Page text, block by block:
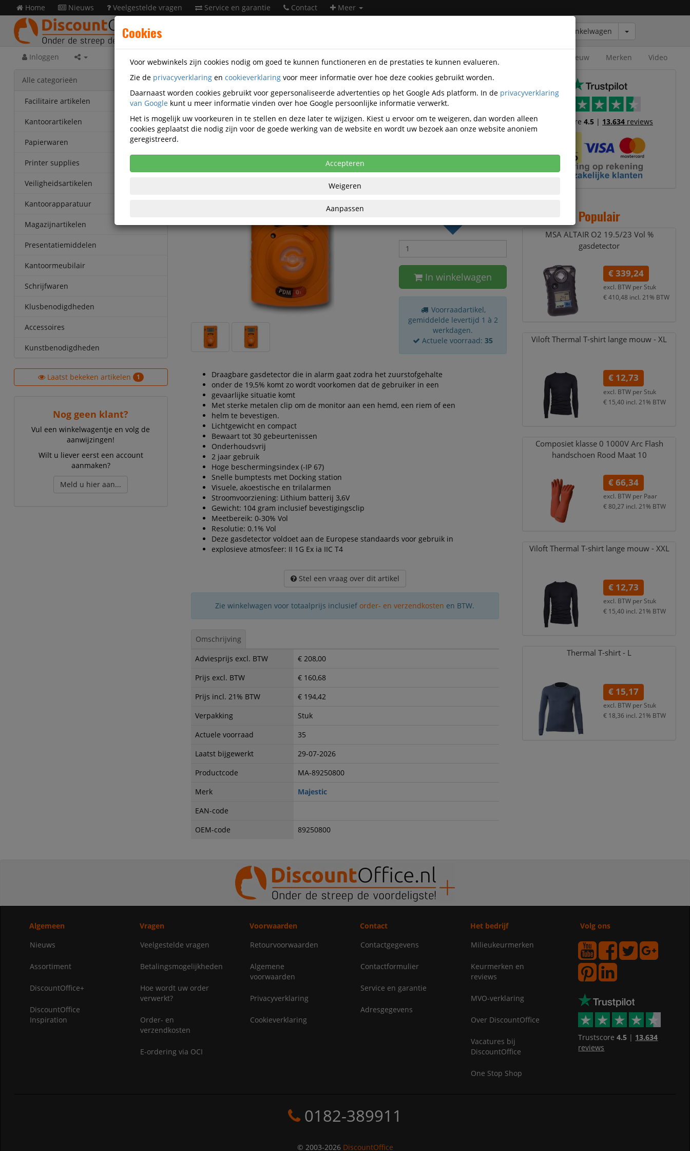
Winkelwagen
Home Nieuws Veelgestelde vragen Service en garantie Contact Meer
Inloggen Nieuw Merken Video
Alle categorieën
Facilitaire artikelen
Kantoorartikelen
Papierwaren
Printer supplies
Veiligheidsartikelen
Kantoorapparatuur
Magazijnartikelen
Presentatiemiddelen
Kantoormeubilair
Schrijfwaren
Klusbenodigdheden
Accessoires
Kunstbenodigdheden
Laatst bekeken artikelen 1
Nog geen klant?
Vul een winkelwagentje en volg de
aanwijzingen!
Wilt u liever eerst een account
aanmaken?
Meld u hier aan...
Veiligheidsartikelen Veiligheidsuitrusting Gasdetectoren
Majestic
MA-89250800
Majestic WatchGas O2 draagbare gasdetector
€ 160,68
In winkelwagen
Voorraadartikel,
gemiddelde levertijd 1 à 2
werkdagen.
Actuele voorraad: 35
Draagbare gasdetector die in alarm gaat zodra het zuurstofgehalte
onder de 19,5% komt zo wordt voorkomen dat de gebruiker in een
gevaarlijke situatie komt
Met sterke metalen clip om de monitor aan een hemd, een riem of een
helm te bevestigen.
Lichtgewicht en compact
Bewaart tot 30 gebeurtenissen
Onderhoudsvrij
2 jaar gebruik
Hoge beschermingsindex (-IP 67)
Snelle bumptests met Docking station
Visuele, akoestische en trilalarmen
Stroomvoorziening: Lithium batterij 3,6V
Gewicht: 104 gram inclusief bevestigingsclip
Meetbereik: 0-30% Vol
Resolutie: 0.1% Vol
Deze gasdetector voldoet aan de Europese standaards voor gebruik in
explosieve atmosfeer: II 1G Ex ia IIC T4
Stel een vraag over dit artikel
Zie winkelwagen voor totaalprijs inclusief order- en verzendkosten en BTW.
Omschrijving
Adviesprijs excl. BTW
€ 208,00
Prijs excl. BTW
€ 160,68
Prijs incl. 21% BTW
€ 194,42
Verpakking
Stuk
Actuele voorraad
35
Laatst bijgewerkt
29-07-2026
Productcode
MA-89250800
Merk
Majestic
EAN-code
OEM-code
89250800
Trustscore4.5 | 13.634 reviews
Populair
MSA ALTAIR O2 19.5/23 Vol %
gasdetector
€ 339,24
excl. BTW per Stuk
€ 410,48 incl. 21% BTW
Viloft Thermal T-shirt lange mouw - XL
€ 12,73
excl. BTW per Stuk
€ 15,40 incl. 21% BTW
Composiet klasse 0 1000V Arc Flash
handschoen Rood Maat 10
€ 66,34
excl. BTW per Paar
€ 80,27 incl. 21% BTW
Viloft Thermal T-shirt lange mouw - XXL
€ 12,73
excl. BTW per Stuk
€ 15,40 incl. 21% BTW
Thermal T-shirt - L
€ 15,17
excl. BTW per Stuk
€ 18,36 incl. 21% BTW
Algemeen
Nieuws
Assortiment
DiscountOffice+
DiscountOffice
Inspiration
Vragen
Veelgestelde vragen
Betalingsmogelijkheden
Hoe wordt uw order
verwerkt?
Order- en
verzendkosten
E-ordering via OCI
Voorwaarden
Retourvoorwaarden
Algemene
voorwaarden
Privacyverklaring
Cookieverklaring
Contact
Contactgegevens
Contactformulier
Service en garantie
Adresgegevens
Het bedrijf
Milieukeurmerken
Keurmerken en
reviews
MVO-verklaring
Over DiscountOffice
Vacatures bij
DiscountOffice
One Stop Shop
Volg ons
Trustscore4.5 | 13.634
reviews
0182-389911
© 2003-2026 DiscountOffice
Cookies
Voor webwinkels zijn cookies nodig om goed te kunnen functioneren en de prestaties te kunnen evalueren.
Zie de privacyverklaring en cookieverklaring voor meer informatie over hoe deze cookies gebruikt worden.
Daarnaast worden cookies gebruikt voor gepersonaliseerde advertenties op het Google Ads platform. In de privacyverklaring
van Google kunt u meer informatie vinden over hoe Google persoonlijke informatie verwerkt.
Het is mogelijk uw voorkeuren in te stellen en deze later te wijzigen. Kiest u ervoor om te weigeren, dan worden alleen
cookies geplaatst die nodig zijn voor de goede werking van de website en wordt uw bezoek aan onze website anoniem
geregistreerd.
Accepteren
Weigeren
Aanpassen